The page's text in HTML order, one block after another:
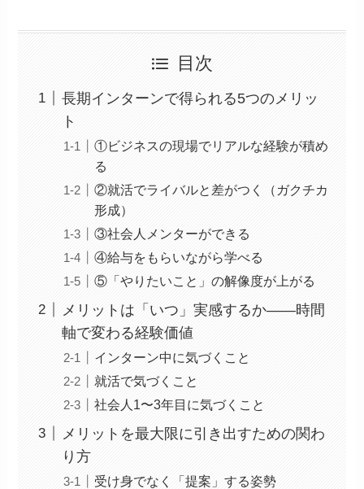
目次
長期インターンで得られる5つのメリッ
ト
①ビジネスの現場でリアルな経験が積め
る
②就活でライバルと差がつく（ガクチカ
形成）
③社会人メンターができる
④給与をもらいながら学べる
⑤「やりたいこと」の解像度が上がる
メリットは「いつ」実感するか——時間
軸で変わる経験価値
インターン中に気づくこと
就活で気づくこと
社会人1〜3年目に気づくこと
メリットを最大限に引き出すための関わ
り方
受け身でなく「提案」する姿勢